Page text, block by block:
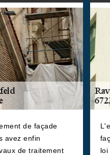
de façade
avez enfin
de traitement